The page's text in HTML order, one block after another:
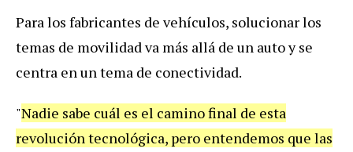
Para los fabricantes de vehículos, solucionar los
temas de movilidad va más allá de un auto y se
centra en un tema de conectividad.
"Nadie sabe cuál es el camino final de esta
revolución tecnológica, pero entendemos que las